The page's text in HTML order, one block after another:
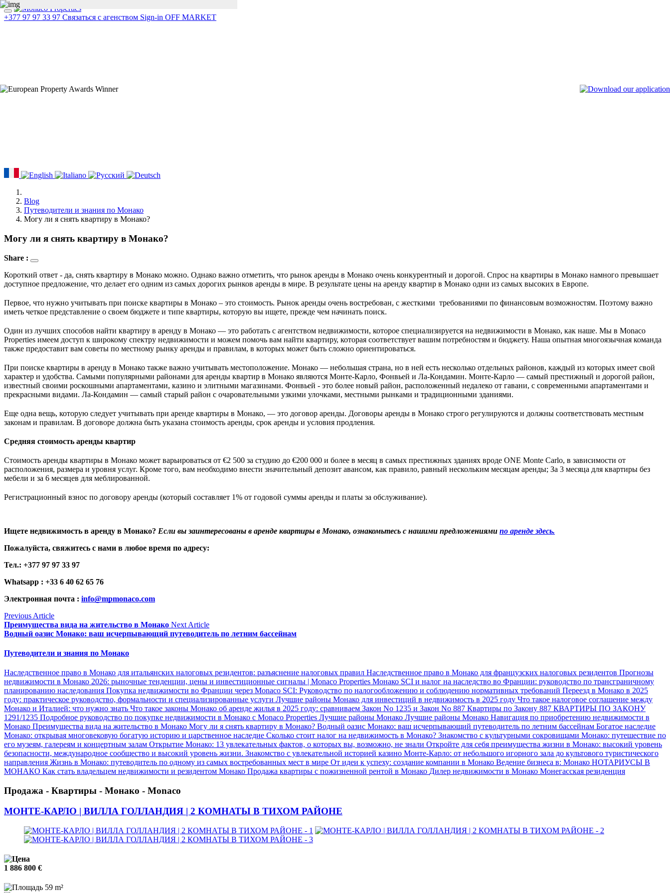
+377 97 97 33 97 Связаться с агенством Sign-in OFF MARKET
Blog
Путеводители и знания по Монако
Могу ли я снять квартиру в Монако?
Могу ли я снять квартиру в Монако?
Share :
Короткий ответ - да, снять квартиру в Монако можно. Однако важно отметить, что рынок аренды в Монако очень конкурентный и дорогой. Спрос на квартиры в Монако намного превышает
доступное предложение, что делает его одним из самых дорогих рынков аренды в мире. В результате цены на аренду квартир в Монако одни из самых высоких в Европе.
Первое, что нужно учитывать при поиске квартиры в Монако – это стоимость. Рынок аренды очень востребован, с жесткими  требованиями по финансовым возможностям. Поэтому важно
иметь четкое представление о своем бюджете и типе квартиры, которую вы ищете, прежде чем начинать поиск.
Один из лучших способов найти квартиру в аренду в Монако — это работать с агентством недвижимости, которое специализируется на недвижимости в Монако, как наше. Мы в Monaco
Properties имеем доступ к широкому спектру недвижимости и можем помочь вам найти квартиру, которая соответствует вашим потребностям и бюджету. Наша опытная многоязычная команда
также предоставит вам советы по местному рынку аренды и правилам, в которых может быть сложно ориентироваться.
При поиске квартиры в аренду в Монако также важно учитывать местоположение. Монако — небольшая страна, но в ней есть несколько отдельных районов, каждый из которых имеет свой
характер и удобства. Самыми популярными районами для аренды квартир в Монако являются Монте-Карло, Фонвьей и Ла-Кондамин. Монте-Карло — самый престижный и дорогой район,
известный своими роскошными апартаментами, казино и элитными магазинами. Фонвьей - это более новый район, расположенный недалеко от гавани, с современными апартаментами и
прекрасными видами. Ла-Кондамин — самый старый район с очаровательными узкими улочками, местными рынками и традиционными зданиями.
Еще одна вещь, которую следует учитывать при аренде квартиры в Монако, — это договор аренды. Договоры аренды в Монако строго регулируются и должны соответствовать местным
законам и правилам. В договоре должна быть указана стоимость аренды, срок аренды и условия продления.
Средняя стоимость аренды квартир
Стоимость аренды квартиры в Монако может варьироваться от €2 500 за студию до €200 000 и более в месяц в самых престижных зданиях вроде ONE Monte Carlo, в зависимости от
расположения, размера и уровня услуг. Кроме того, вам необходимо внести значительный депозит авансом, как правило, равный нескольким месяцам аренды; За 3 месяца для квартиры без
мебели и за 6 месяцев для меблированной.
Регистрационный взнос по договору аренды (который составляет 1% от годовой суммы аренды и платы за обслуживание).
Ищете недвижимость в аренду в Монако? Если вы заинтересованы в аренде квартиры в Монако, ознакомьтесь с нашими предложениями по аренде здесь.
Пожалуйста, свяжитесь с нами в любое время по адресу:
Тел.: +377 97 97 33 97
Whatsapp : +33 6 40 62 65 76
Электронная почта : info@mpmonaco.com
Previous Article
Преимущества вида на жительство в Монако Next Article
Водный оазис Монако: ваш исчерпывающий путеводитель по летним бассейнам
Путеводители и знания по Монако
Наследственное право в Монако для итальянских налоговых резидентов: разъяснение налоговых правил Наследственное право в Монако для французских налоговых резидентов Прогнозы
недвижимости в Монако 2026: рыночные тенденции, цены и инвестиционные сигналы | Monaco Properties Монако SCI и налог на наследство во Франции: руководство по трансграничному
планированию наследования Покупка недвижимости во Франции через Monaco SCI: Руководство по налогообложению и соблюдению нормативных требований Переезд в Монако в 2025
году: практическое руководство, формальности и специализированные услуги Лучшие районы Монако для инвестиций в недвижимость в 2025 году Что такое налоговое соглашение между
Монако и Италией: что нужно знать Что такое законы Монако об аренде жилья в 2025 году: сравниваем Закон No 1235 и Закон No 887 Квартиры по Закону 887 КВАРТИРЫ ПО ЗАКОНУ
1291/1235 Подробное руководство по покупке недвижимости в Монако с Monaco Properties Лучшие районы Монако Лучшие районы Монако Навигация по приобретению недвижимости в
Монако Преимущества вида на жительство в Монако Могу ли я снять квартиру в Монако? Водный оазис Монако: ваш исчерпывающий путеводитель по летним бассейнам Богатое наследие
Монако: открывая многовековую богатую историю и царственное наследие Сколько стоит налог на недвижимость в Монако? Знакомство с культурными сокровищами Монако: путешествие по
его музеям, галереям и концертным залам Открытие Монако: 13 увлекательных фактов, о которых вы, возможно, не знали Откройте для себя преимущества жизни в Монако: высокий уровень
безопасности, международное сообщество и высокий уровень жизни. Знакомство с увлекательной историей казино Монте-Карло: от небольшого игорного зала до культового туристического
направления Жизнь в Монако: путеводитель по одному из самых востребованных мест в мире От идеи к успеху: создание компании в Монако Ведение бизнеса в: Монако НОТАРИУСЫ В
МОНАКО Как стать владельцем недвижимости и резидентом Монако Продажа квартиры с пожизненной рентой в Монако Дилер недвижимости в Монако Монегасская резиденция
Продажа - Квартиры - Монако - Monaco
МОНТЕ-КАРЛО | ВИЛЛА ГОЛЛАНДИЯ | 2 КОМНАТЫ В ТИХОМ РАЙОНЕ
1 886 800 €
59 m²